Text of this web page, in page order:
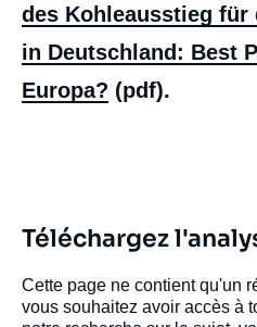
des Kohleausstieg für
in Deutschland: Best
Europa? (pdf).
Téléchargez
Cette page ne contient qu'un
vous souhaitez avoir accès à
de
charbon pour la
Études, Ifri, 6 avril
Copier